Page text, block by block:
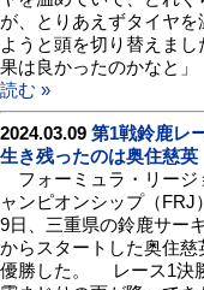
が、とりあえずタイヤ
ようと頭を切り替えま
果は良かったのかなと
読む »
2024.03.09 第1戦鈴鹿レ
生き残ったのは奥住慈英
フォーミュラ・リージ
ャンピオンシップ（FRJ
9日、三重県の鈴鹿サー
からスタートした奥住
優勝した。 レース1決